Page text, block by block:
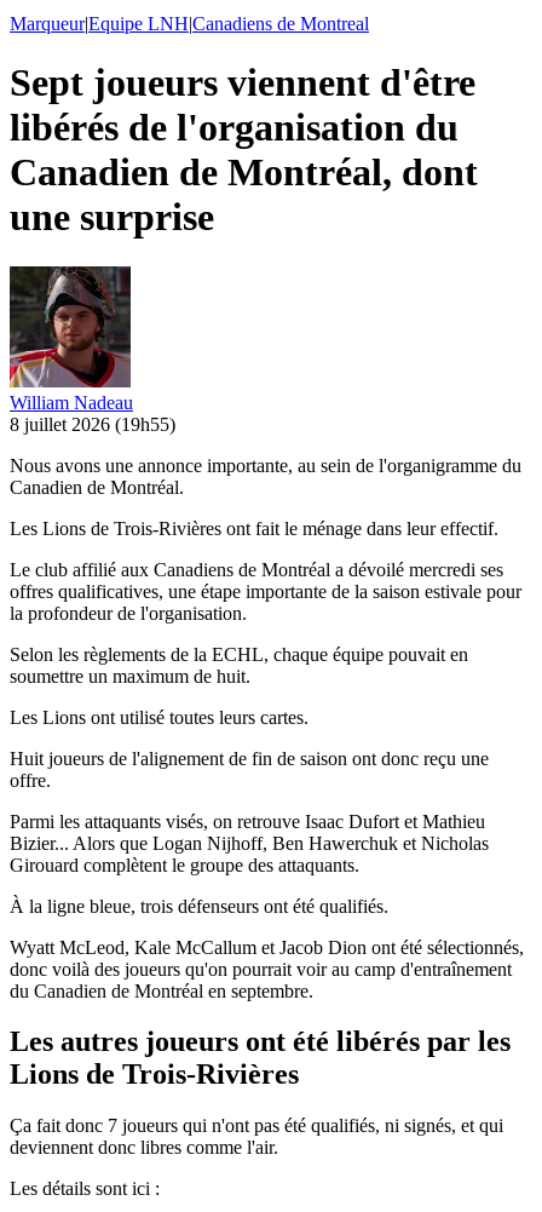
Marqueur|Equipe LNH|Canadiens de Montreal
Sept joueurs viennent d'être
libérés de l'organisation du
Canadien de Montréal, dont
une surprise
William Nadeau
8 juillet 2026 (19h55)
Nous avons une annonce importante, au sein de l'organigramme du
Canadien de Montréal.
Les Lions de Trois-Rivières ont fait le ménage dans leur effectif.
Le club affilié aux Canadiens de Montréal a dévoilé mercredi ses
offres qualificatives, une étape importante de la saison estivale pour
la profondeur de l'organisation.
Selon les règlements de la ECHL, chaque équipe pouvait en
soumettre un maximum de huit.
Les Lions ont utilisé toutes leurs cartes.
Huit joueurs de l'alignement de fin de saison ont donc reçu une
offre.
Parmi les attaquants visés, on retrouve Isaac Dufort et Mathieu
Bizier... Alors que Logan Nijhoff, Ben Hawerchuk et Nicholas
Girouard complètent le groupe des attaquants.
À la ligne bleue, trois défenseurs ont été qualifiés.
Wyatt McLeod, Kale McCallum et Jacob Dion ont été sélectionnés,
donc voilà des joueurs qu'on pourrait voir au camp d'entraînement
du Canadien de Montréal en septembre.
Les autres joueurs ont été libérés par les
Lions de Trois-Rivières
Ça fait donc 7 joueurs qui n'ont pas été qualifiés, ni signés, et qui
deviennent donc libres comme l'air.
Les détails sont ici :